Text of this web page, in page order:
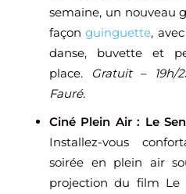
semaine, un nouveau
façonguinguette,
danse, buvette et
place.
Gratuit – 19h/
Fauré.
Ciné Plein Air : Le
Installez-vous
soirée en plein air
projection du film Le